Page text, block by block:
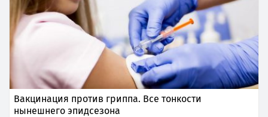
Вакцинация против гриппа. Все тонкости
нынешнего эпидсезона